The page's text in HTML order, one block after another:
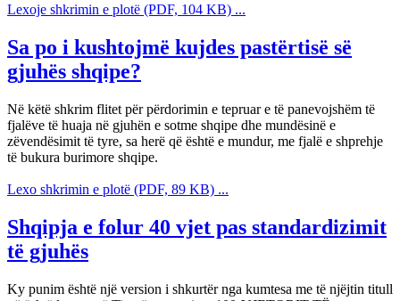
Lexoje shkrimin e plotë (PDF, 104 KB) ...
Sa po i kushtojmë kujdes pastërtisë së
gjuhës shqipe?
Në këtë shkrim flitet për përdorimin e tepruar e të panevojshëm të
fjalëve të huaja në gjuhën e sotme shqipe dhe mundësinë e
zëvendësimit të tyre, sa herë që është e mundur, me fjalë e shprehje
të bukura burimore shqipe.
Lexo shkrimin e plotë (PDF, 89 KB) ...
Shqipja e folur 40 vjet pas standardizimit
të gjuhës
Ky punim është një version i shkurtër nga kumtesa me të njëjtin titull